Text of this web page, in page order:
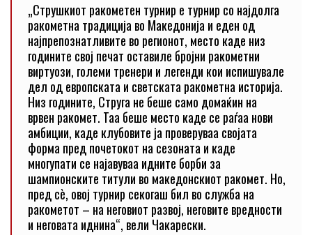
„Струшкиот ракометен турнир е турнир со најдолга
ракометна традиција во Македонија и еден од
најпрепознатливите во регионот, место каде низ
годините свој печат оставиле бројни ракометни
виртуози, големи тренери и легенди кои испишувале
дел од европската и светската ракометна историја.
Низ годините, Струга не беше само домаќин на
врвен ракомет. Таа беше место каде се раѓаа нови
амбиции, каде клубовите ја проверуваа својата
форма пред почетокот на сезоната и каде
многупати се најавуваа идните борби за
шампионските титули во македонскиот ракомет. Но,
пред сè, овој турнир секогаш бил во служба на
ракометот – на неговиот развој, неговите вредности
и неговата иднина“, вели Чакарески.